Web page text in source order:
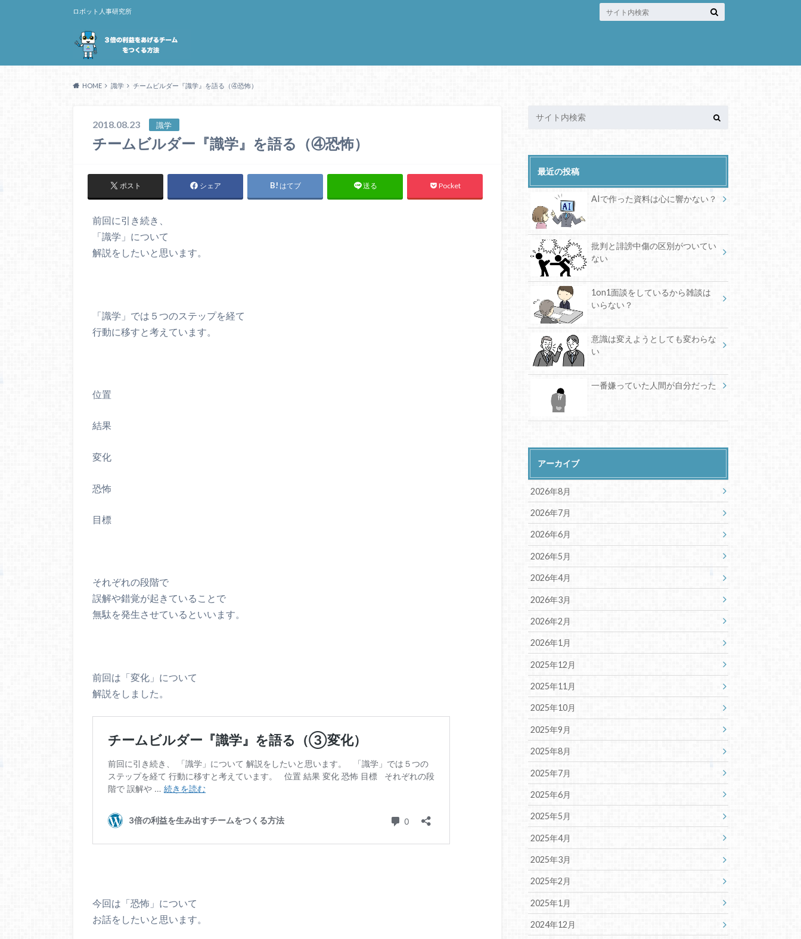
ロボット人事研究所
HOME 識学 チームビルダー『識学』を語る（④恐怖）
2018.08.23 識学
チームビルダー『識学』を語る（④恐怖）
ポスト シェア はてブ 送る Pocket
前回に引き続き、
「識学」について
解説をしたいと思います。
「識学」では５つのステップを経て
行動に移すと考えています。
位置
結果
変化
恐怖
目標
それぞれの段階で
誤解や錯覚が起きていることで
無駄を発生させているといいます。
前回は「変化」について
解説をしました。
今回は「恐怖」について
お話をしたいと思います。
最近の投稿
AIで作った資料は心に響かない？
批判と誹謗中傷の区別がついてい
ない
1on1面談をしているから雑談は
いらない？
意識は変えようとしても変わらな
い
一番嫌っていた人間が自分だった
アーカイブ
2026年8月
2026年7月
2026年6月
2026年5月
2026年4月
2026年3月
2026年2月
2026年1月
2025年12月
2025年11月
2025年10月
2025年9月
2025年8月
2025年7月
2025年6月
2025年5月
2025年4月
2025年3月
2025年2月
2025年1月
2024年12月